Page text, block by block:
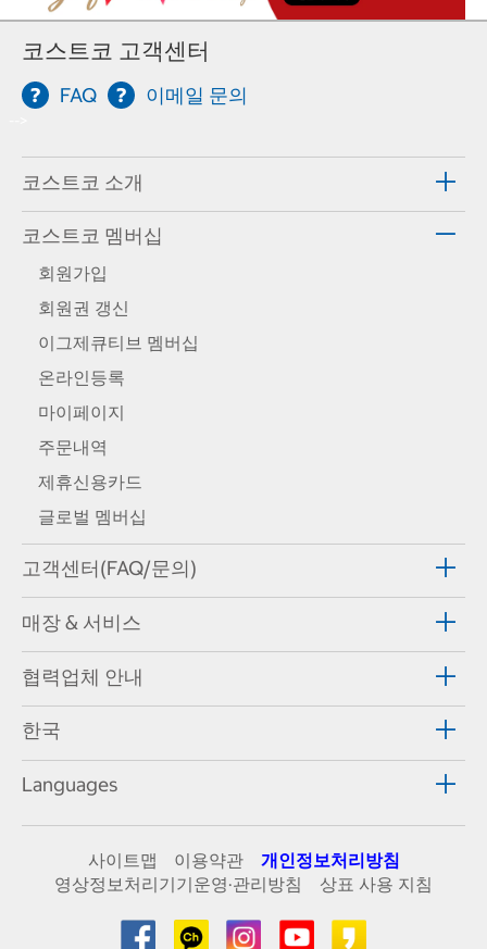
코스트코 고객센터
FAQ 이메일 문의
코스트코 소개
코스트코 멤버십
회원가입
회원권 갱신
이그제큐티브 멤버십
온라인등록
마이페이지
주문내역
제휴신용카드
글로벌 멤버십
고객센터(FAQ/문의)
매장 & 서비스
협력업체 안내
한국
Languages
사이트맵 이용약관
개인정보처리방침
영상정보처리기기운영·관리방침
상표 사용 지침